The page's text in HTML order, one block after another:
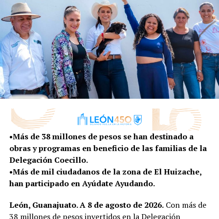
También, durante la sesión, la Contraloría Municipal
presentó su informe bimestral, en el que dio a conocer
al Ayuntamiento que participó en 29 actos de licitación,
a través del Comité y Subcomités de Adquisiciones, con
los que se fiscalizaron cerca de 256 millones de pesos.
Con lo anterior, el órgano de control reiteró que
apuesta a la prevención como la principal estrategia
para evitar la corrupción.
HÉCTOR ORTIZ TORRES
•Más de 38 millones de pesos se han destinado a
obras y programas en beneficio de las familias de la
Delegación Coecillo.
•Más de mil ciudadanos de la zona de El Huizache,
han participado en Ayúdate Ayudando.
León, Guanajuato. A 8 de agosto de 2026.Con más de
38 millones de pesos invertidos en la Delegación